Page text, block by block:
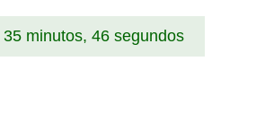
35 minutos, 45 segundos